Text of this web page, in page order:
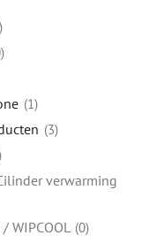
1
3
verwarming
WIPCOOL 0